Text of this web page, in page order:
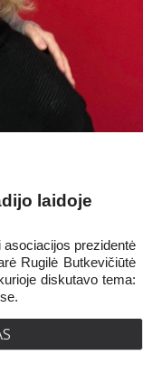
laidoje
asociacijos prezidentė
Rugilė Butkevičiūtė
diskutavo tema: